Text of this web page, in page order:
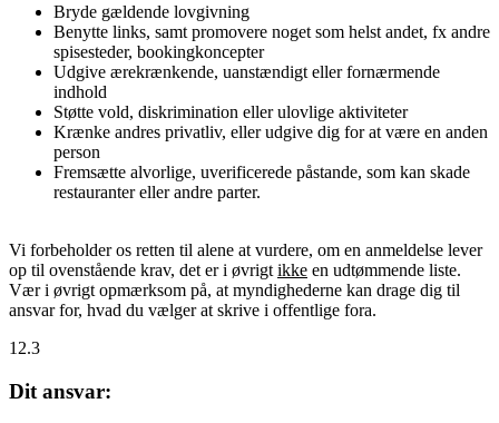
Bryde gældende lovgivning
Benytte links, samt promovere noget som helst andet, fx andre
spisesteder, bookingkoncepter
Udgive ærekrænkende, uanstændigt eller fornærmende
indhold
Støtte vold, diskrimination eller ulovlige aktiviteter
Krænke andres privatliv, eller udgive dig for at være en anden
person
Fremsætte alvorlige, uverificerede påstande, som kan skade
restauranter eller andre parter.
Vi forbeholder os retten til alene at vurdere, om en anmeldelse lever
op til ovenstående krav, det er i øvrigt ikke en udtømmende liste.
Vær i øvrigt opmærksom på, at myndighederne kan drage dig til
ansvar for, hvad du vælger at skrive i offentlige fora.
12.3
Dit ansvar: